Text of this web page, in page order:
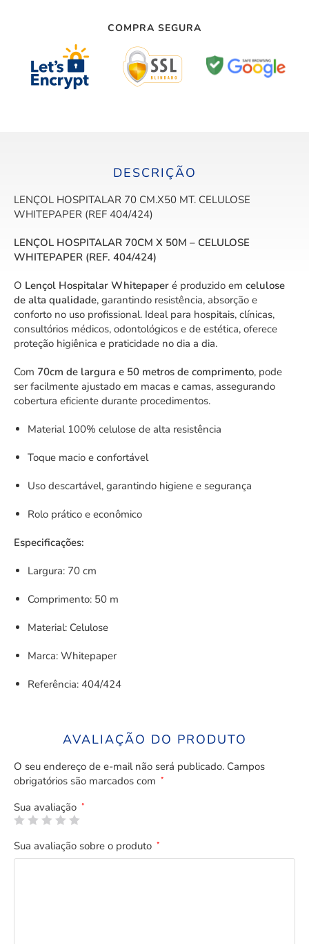
COMPRA SEGURA
DESCRIÇÃO
LENÇOL HOSPITALAR 70 CM.X50 MT. CELULOSE
WHITEPAPER (REF 404/424)
LENÇOL HOSPITALAR 70CM X 50M – CELULOSE
WHITEPAPER (REF. 404/424)
O Lençol Hospitalar Whitepaper é produzido em celulose
de alta qualidade, garantindo resistência, absorção e
conforto no uso profissional. Ideal para hospitais, clínicas,
consultórios médicos, odontológicos e de estética, oferece
proteção higiênica e praticidade no dia a dia.
Com 70cm de largura e 50 metros de comprimento, pode
ser facilmente ajustado em macas e camas, assegurando
cobertura eficiente durante procedimentos.
Material 100% celulose de alta resistência
Toque macio e confortável
Uso descartável, garantindo higiene e segurança
Rolo prático e econômico
Especificações:
Largura: 70 cm
Comprimento: 50 m
Material: Celulose
Marca: Whitepaper
Referência: 404/424
AVALIAÇÃO DO PRODUTO
O seu endereço de e-mail não será publicado. Campos
obrigatórios são marcados com *
Sua avaliação *
Sua avaliação sobre o produto *